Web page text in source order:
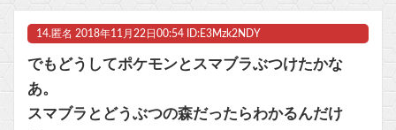
14. 匿名 2018年11月22日00:54 ID:E3Mzk2NDY
でもどうしてポケモンとスマブラぶつけたかな
あ。
スマブラとどうぶつの森だったらわかるんだけ